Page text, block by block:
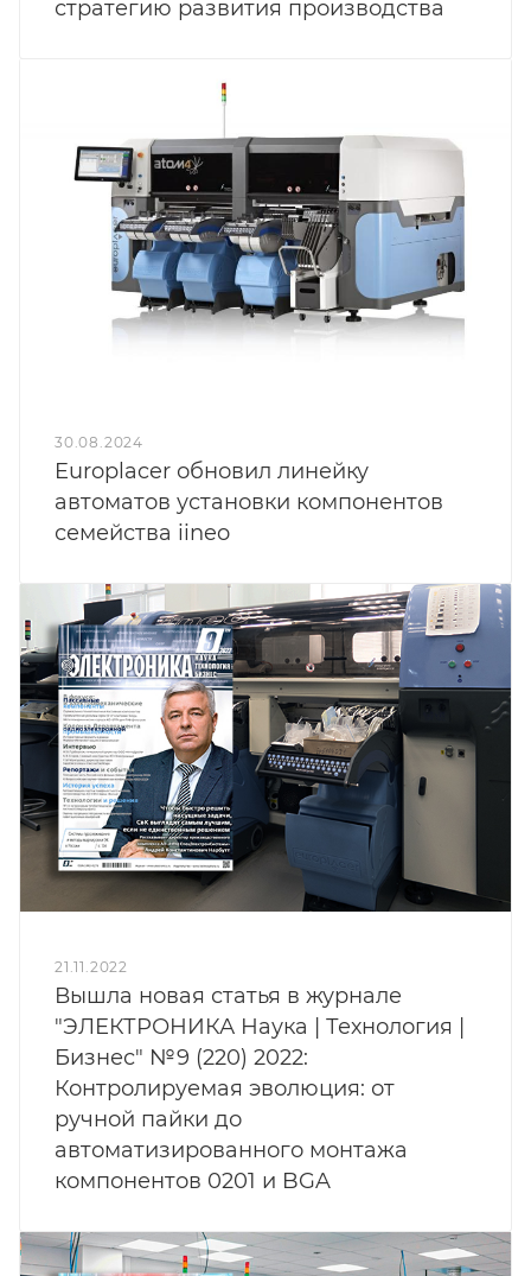
стратегию развития производства
30.08.2024
Europlacer обновил линейку
автоматов установки компонентов
семейства iineo
21.11.2022
Вышла новая статья в журнале
"ЭЛЕКТРОНИКА Наука | Технология |
Бизнес" №9 (220) 2022:
Контролируемая эволюция: от
ручной пайки до
автоматизированного монтажа
компонентов 0201 и BGA